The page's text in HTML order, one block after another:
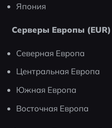
Япония
Серверы Европы (EUR)
Северная Европа
Центральная Европа
Южная Европа
Восточная Европа